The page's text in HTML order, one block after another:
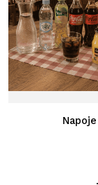
Napoje